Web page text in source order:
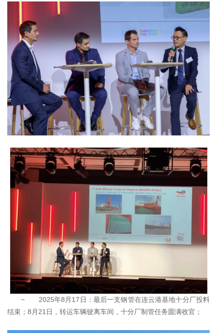
− 2025年8月17日：最后一支钢管在连云港基地十分厂投料
结束；8月21日，转运车辆驶离车间，十分厂制管任务圆满收官；